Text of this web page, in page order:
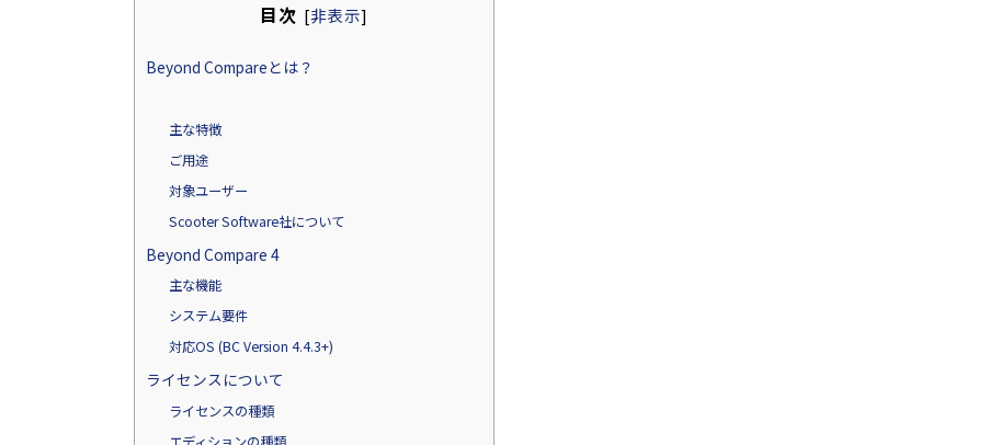
目次 [非表示]
Beyond Compareとは？
主な特徴
ご用途
対象ユーザー
Scooter Software社について
Beyond Compare 4
主な機能
システム要件
対応OS (BC Version 4.4.3+)
ライセンスについて
ライセンスの種類